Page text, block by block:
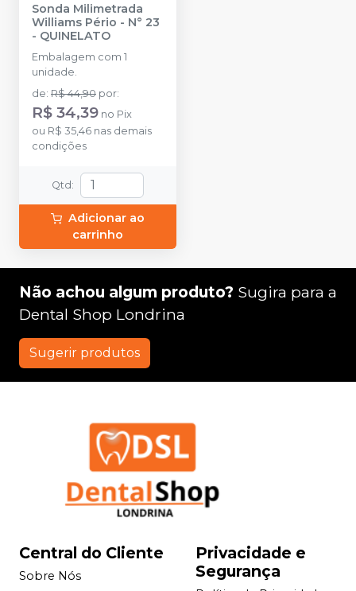
Sonda Milimetrada
Williams Pério - N° 23
- QUINELATO
Embalagem com 1
unidade.
de: R$ 44,90 por:
R$ 34,39 no Pix
ou R$ 35,46 nas demais
condições
Qtd :
Adicionar ao
carrinho
Não achou algum produto? Sugira para a
Dental Shop Londrina
Sugerir produtos
Central do Cliente
Sobre Nós
Privacidade e
Segurança